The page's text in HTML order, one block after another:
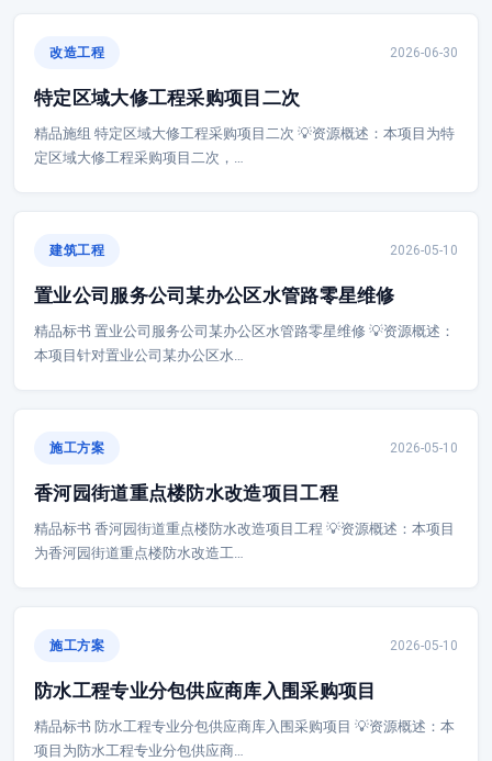
改造工程 2026-06-30
特定区域大修工程采购项目二次
精品施组 特定区域大修工程采购项目二次 💡资源概述：本项目为特
定区域大修工程采购项目二次，…
建筑工程 2026-05-10
置业公司服务公司某办公区水管路零星维修
精品标书 置业公司服务公司某办公区水管路零星维修 💡资源概述：
本项目针对置业公司某办公区水…
施工方案 2026-05-10
香河园街道重点楼防水改造项目工程
精品标书 香河园街道重点楼防水改造项目工程 💡资源概述：本项目
为香河园街道重点楼防水改造工…
施工方案 2026-05-10
防水工程专业分包供应商库入围采购项目
精品标书 防水工程专业分包供应商库入围采购项目 💡资源概述：本
项目为防水工程专业分包供应商…